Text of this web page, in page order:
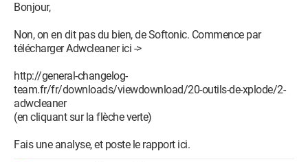
Fichier(s) détecté(s): 3
C:\Users\joel\Downloads\Setup(2).exe
(PUP.Bundle.Installer.OI) -> Aucune action effectuée.
C:\Users\joel\Downloads\FLVPlayerSetup_MMM.exe
(PUP.Adware.Installcore) -> Aucune action effectuée.
C:\Users\joel\Downloads\SoftonicDownloader_pour_abbyy-
pdf-transformer.exe (PUP.OfferBundler.ST) -> Aucune action
effectuée.
(fin)
Bonjour,
Non, on en dit pas du bien, de Softonic. Commence par
télécharger Adwcleaner ici ->
http://general-changelog-
team.fr/fr/downloads/viewdownload/20-outils-de-xplode/2-
adwcleaner
(en cliquant sur la flèche verte)
Fais une analyse, et poste le rapport ici.